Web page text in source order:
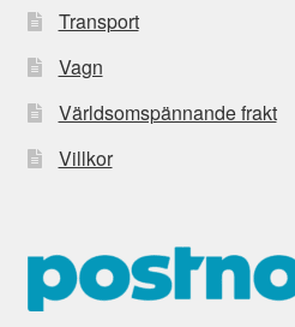
Transport
Vagn
Världsomspännande frakt
Villkor